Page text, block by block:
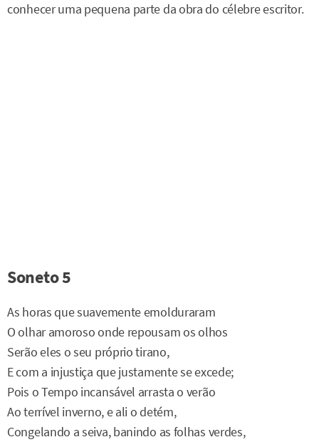
conhecer uma pequena parte da obra do célebre escritor.
Soneto 5
As horas que suavemente emolduraram
O olhar amoroso onde repousam os olhos
Serão eles o seu próprio tirano,
E com a injustiça que justamente se excede;
Pois o Tempo incansável arrasta o verão
Ao terrível inverno, e ali o detém,
Congelando a seiva, banindo as folhas verdes,